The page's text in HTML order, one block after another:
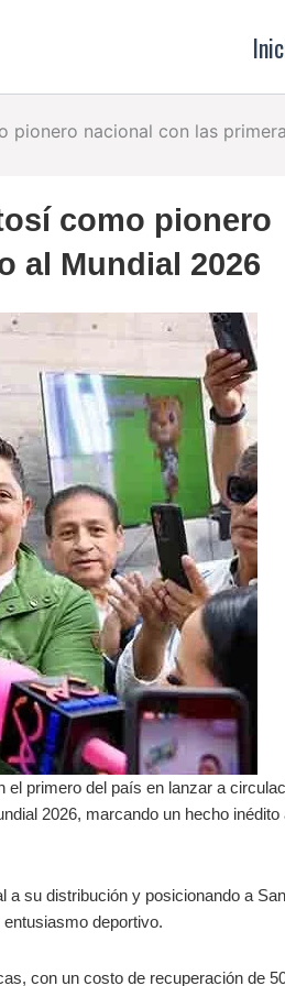
pionero nacional con las
como pionero
al Mundial 2026
el primero del país en lanzar a
2026, marcando un hecho inédito
a su distribución y posicionando a
deportivo.
con un costo de recuperación de